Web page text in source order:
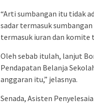
“Arti sumbangan itu tidak
sadar termasuk
termasuk iuran dan komite
Oleh sebab itulah, lanjut
Pendapatan Belanja
anggaran itu,” jelasnya.
Senada, Asisten